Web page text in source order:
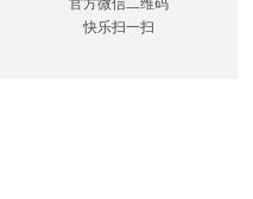
官方微信二维码
快乐扫一扫